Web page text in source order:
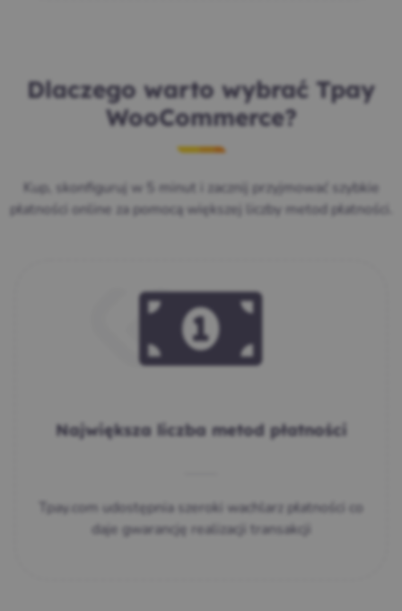
Dlaczego warto wybrać Tpay
WooCommerce?
Kup, skonfiguruj w 5 minut i zacznij przyjmować szybkie
płatności online za pomocą większej liczby metod płatności.
Największa liczba metod płatności
Tpay.com udostępnia szeroki wachlarz płatności co
daje gwarancję realizacji transakcji